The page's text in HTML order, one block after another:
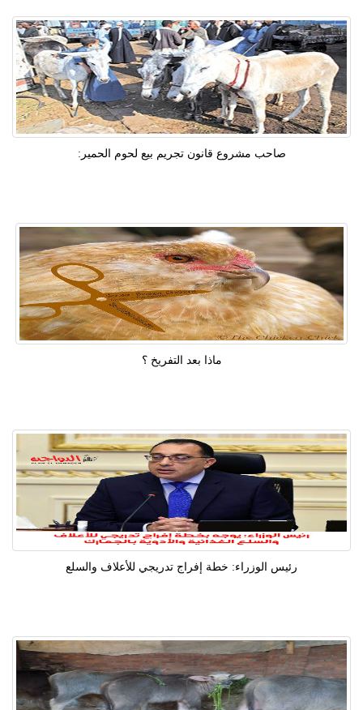
صاحب مشروع قانون تجريم بيع لحوم الحمير:
ماذا بعد التفريخ ؟
رئيس الوزراء: خطة إفراج تدريجي للأعلاف والسلع